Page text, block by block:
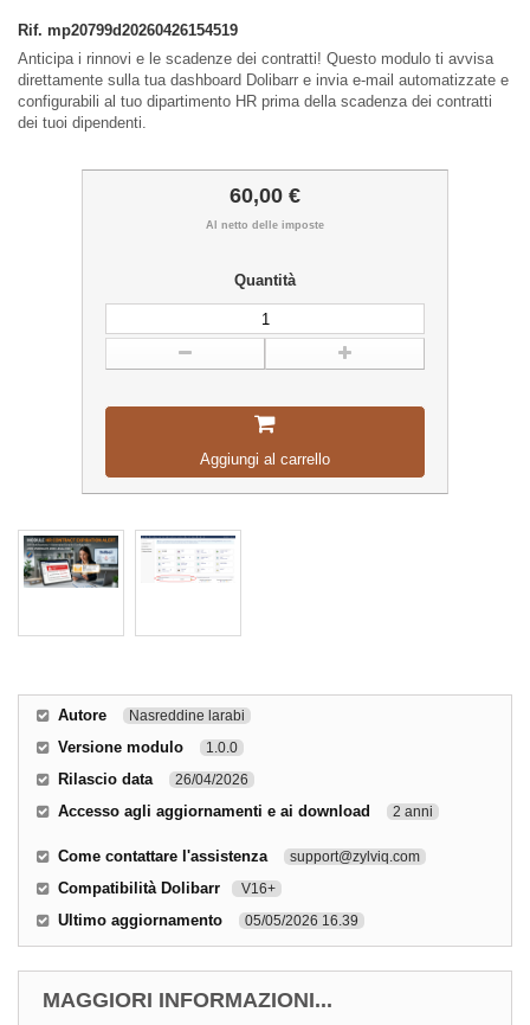
Rif. mp20799d20260426154519
Anticipa i rinnovi e le scadenze dei contratti! Questo modulo ti avvisa
direttamente sulla tua dashboard Dolibarr e invia e-mail automatizzate e
configurabili al tuo dipartimento HR prima della scadenza dei contratti
dei tuoi dipendenti.
60,00 €
Al netto delle imposte
Quantità
Aggiungi al carrello
Autore Nasreddine larabi
Versione modulo 1.0.0
Rilascio data 26/04/2026
Accesso agli aggiornamenti e ai download 2 anni
Come contattare l'assistenza support@zylviq.com
Compatibilità Dolibarr V16+
Ultimo aggiornamento 05/05/2026 16.39
MAGGIORI INFORMAZIONI...